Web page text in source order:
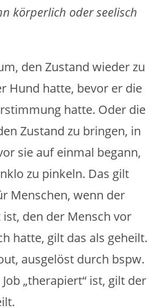
körperlich oder seelisch
den Zustand wieder zu
Hund hatte, bevor er die
hatte. Oder die
Zustand zu bringen, in
sie auf einmal begann,
zu pinkeln. Das gilt
Menschen, wenn der
den der Mensch vor
hatte, gilt das als geheilt.
ausgelöst durch bspw.
„therapiert“ ist, gilt der